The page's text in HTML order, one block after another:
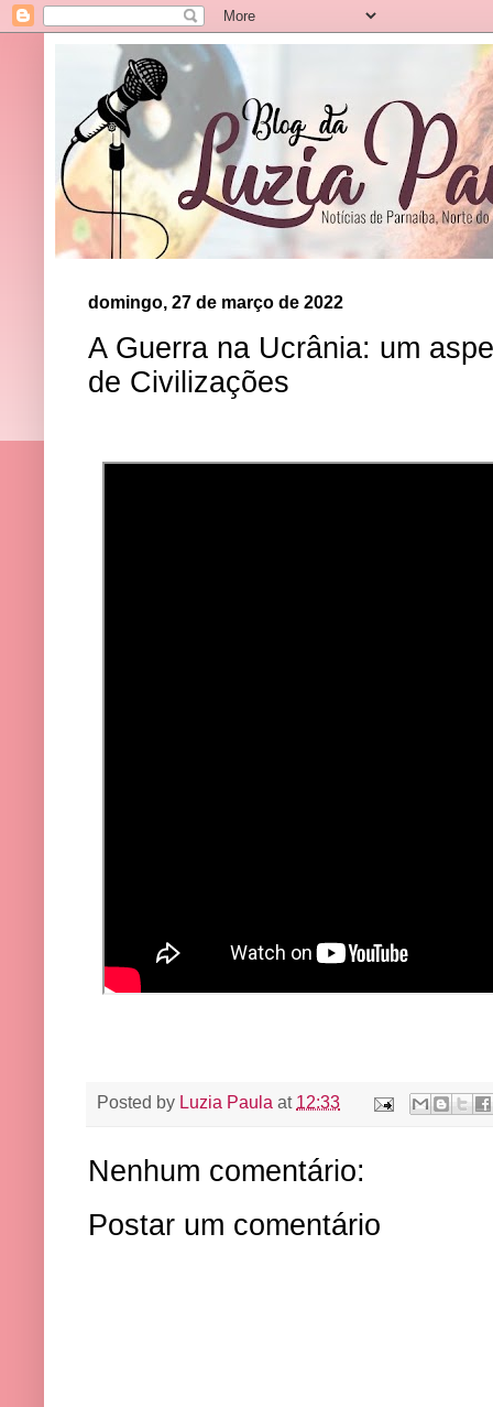
domingo, 27 de março de 2022
A Guerra na Ucrânia: um
de Civilizações
Posted by Luzia Paula at 12:33
Nenhum comentário:
Postar um comentário